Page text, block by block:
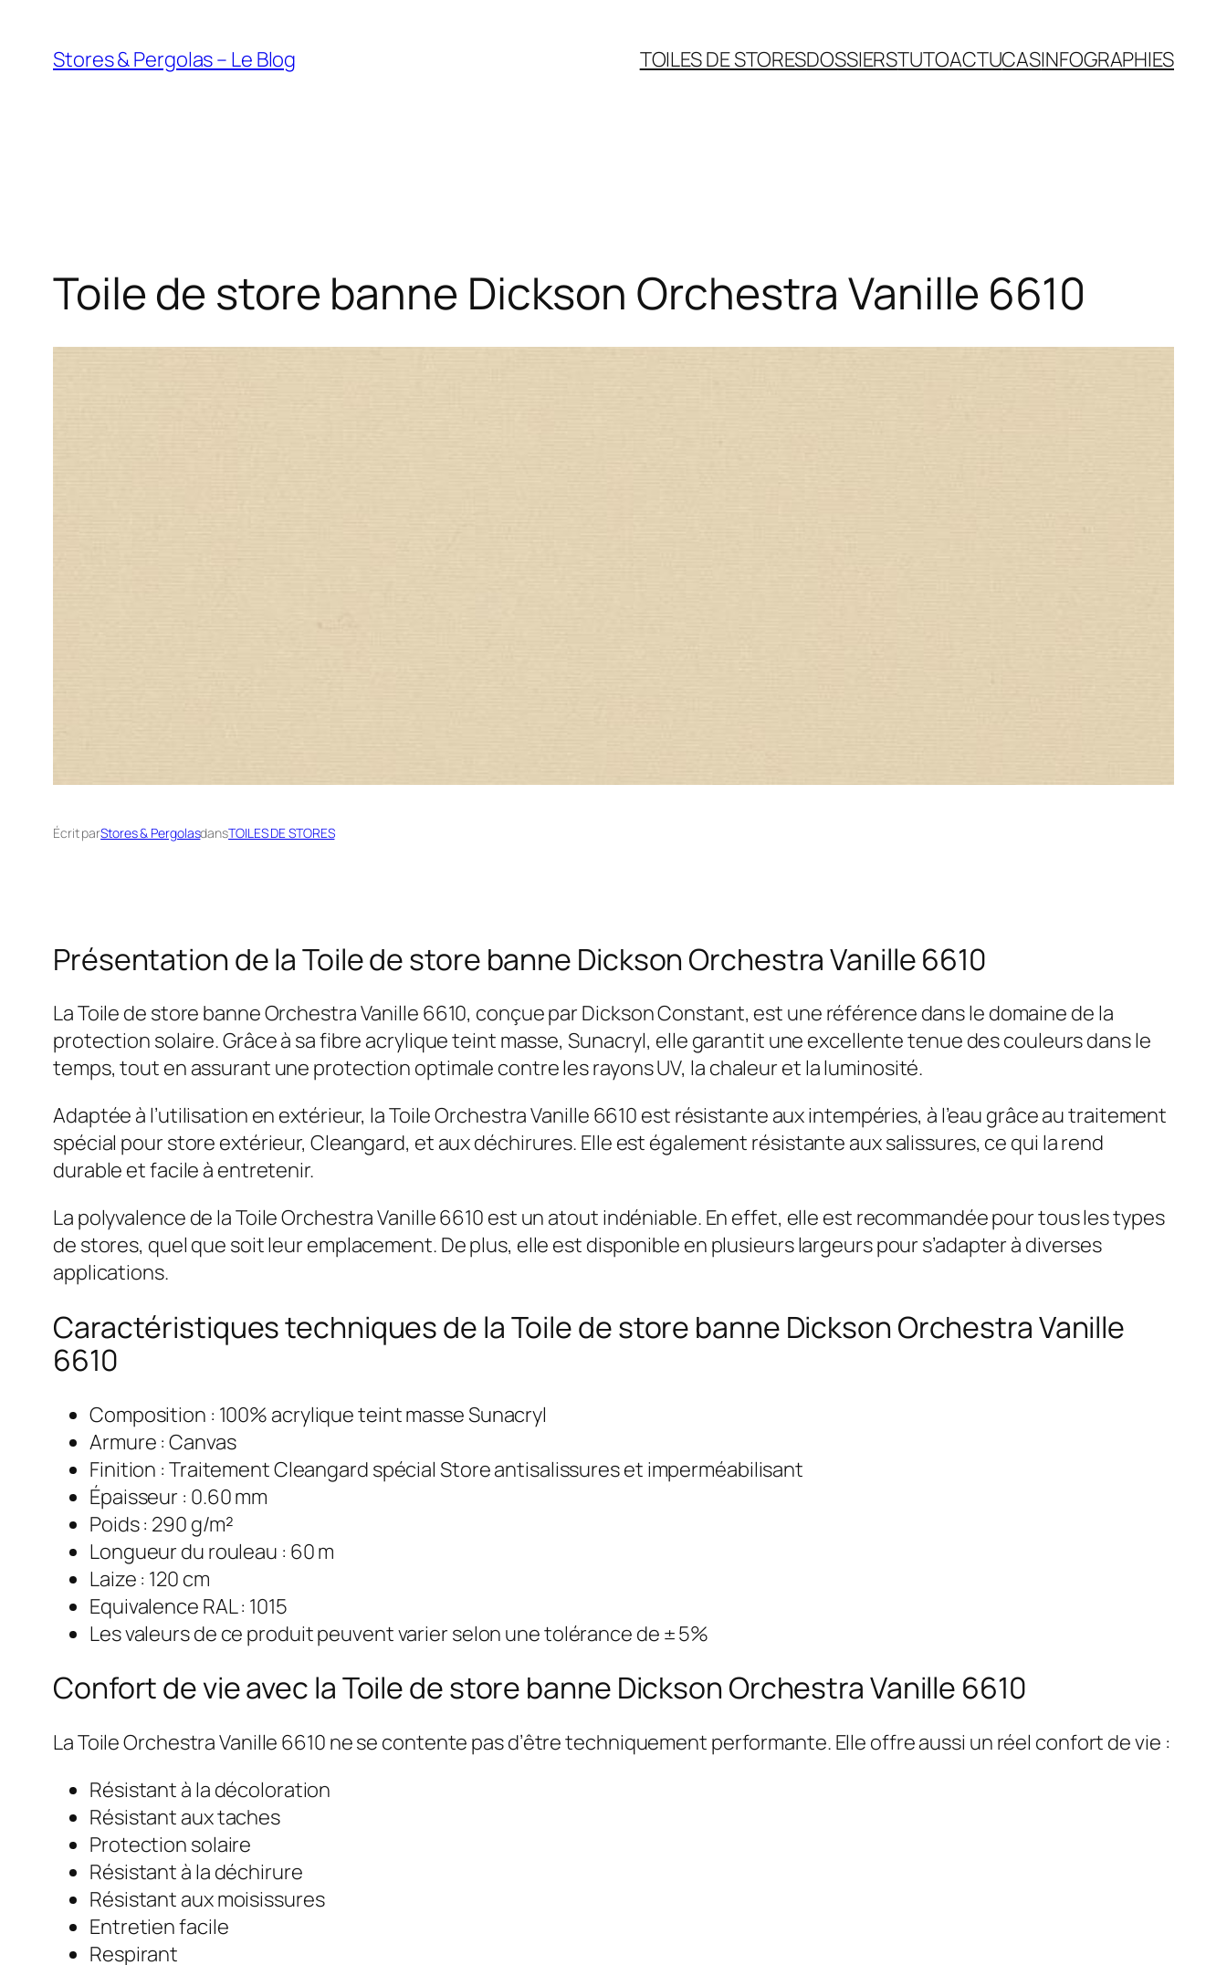
contenu
Stores & Pergolas – Le Blog TOILES DE STORESDOSSIERSTUTOACTUCASINFOGRAPHIES
Toile de store banne Dickson Orchestra Vanille 6610
Écrit parStores & PergolasdansTOILES DE STORES
Présentation de la Toile de store banne Dickson Orchestra Vanille 6610
La Toile de store banne Orchestra Vanille 6610, conçue par Dickson Constant, est une référence dans le domaine de la
protection solaire. Grâce à sa fibre acrylique teint masse, Sunacryl, elle garantit une excellente tenue des couleurs dans le
temps, tout en assurant une protection optimale contre les rayons UV, la chaleur et la luminosité.
Adaptée à l’utilisation en extérieur, la Toile Orchestra Vanille 6610 est résistante aux intempéries, à l’eau grâce au traitement
spécial pour store extérieur, Cleangard, et aux déchirures. Elle est également résistante aux salissures, ce qui la rend
durable et facile à entretenir.
La polyvalence de la Toile Orchestra Vanille 6610 est un atout indéniable. En effet, elle est recommandée pour tous les types
de stores, quel que soit leur emplacement. De plus, elle est disponible en plusieurs largeurs pour s’adapter à diverses
applications.
Caractéristiques techniques de la Toile de store banne Dickson Orchestra Vanille
6610
Composition : 100% acrylique teint masse Sunacryl
Armure : Canvas
Finition : Traitement Cleangard spécial Store antisalissures et imperméabilisant
Épaisseur : 0.60 mm
Poids : 290 g/m²
Longueur du rouleau : 60 m
Laize : 120 cm
Equivalence RAL : 1015
Les valeurs de ce produit peuvent varier selon une tolérance de ± 5%
Confort de vie avec la Toile de store banne Dickson Orchestra Vanille 6610
La Toile Orchestra Vanille 6610 ne se contente pas d’être techniquement performante. Elle offre aussi un réel confort de vie :
Résistant à la décoloration
Résistant aux taches
Protection solaire
Résistant à la déchirure
Résistant aux moisissures
Entretien facile
Respirant